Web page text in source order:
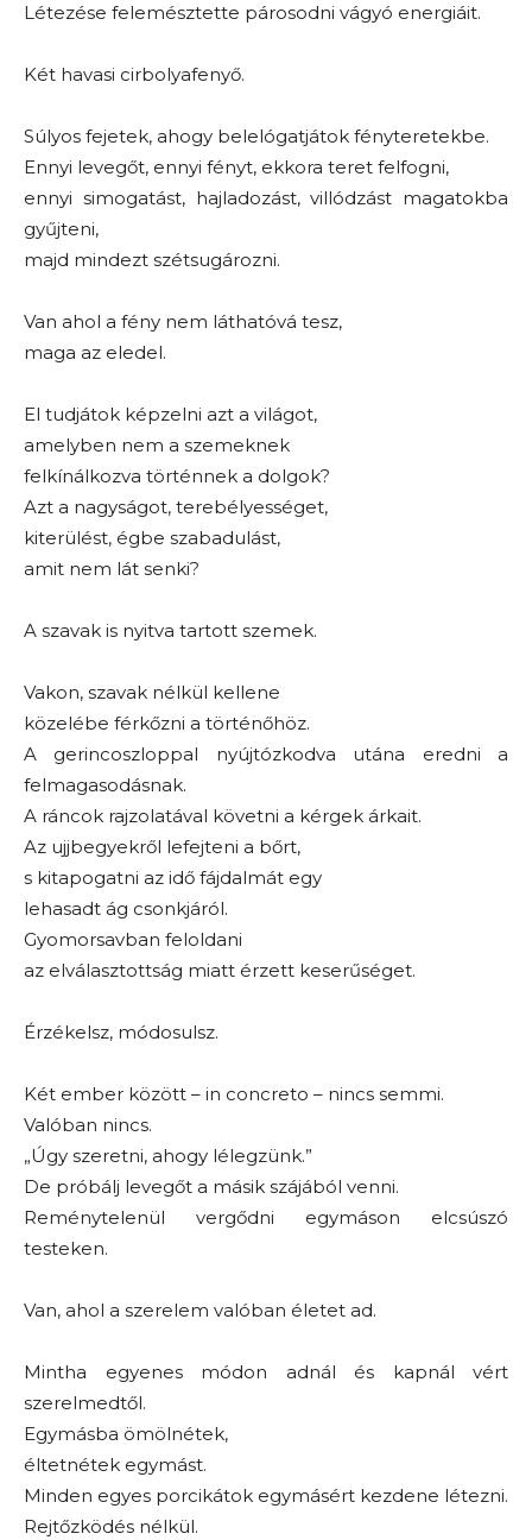
Létezése felemésztette párosodni vágyó energiáit.
Két havasi cirbolyafenyő.
Súlyos fejetek, ahogy belelógatjátok fényteretekbe.
Ennyi levegőt, ennyi fényt, ekkora teret felfogni,
ennyi simogatást, hajladozást, villódzást magatokba
gyűjteni,
majd mindezt szétsugározni.
Van ahol a fény nem láthatóvá tesz,
maga az eledel.
El tudjátok képzelni azt a világot,
amelyben nem a szemeknek
felkínálkozva történnek a dolgok?
Azt a nagyságot, terebélyességet,
kiterülést, égbe szabadulást,
amit nem lát senki?
A szavak is nyitva tartott szemek.
Vakon, szavak nélkül kellene
közelébe férkőzni a történőhöz.
A gerincoszloppal nyújtózkodva utána eredni a
felmagasodásnak.
A ráncok rajzolatával követni a kérgek árkait.
Az ujjbegyekről lefejteni a bőrt,
s kitapogatni az idő fájdalmát egy
lehasadt ág csonkjáról.
Gyomorsavban feloldani
az elválasztottság miatt érzett keserűséget.
Érzékelsz, módosulsz.
Két ember között – in concreto – nincs semmi.
Valóban nincs.
„Úgy szeretni, ahogy lélegzünk.”
De próbálj levegőt a másik szájából venni.
Reménytelenül vergődni egymáson elcsúszó
testeken.
Van, ahol a szerelem valóban életet ad.
Mintha egyenes módon adnál és kapnál vért
szerelmedtől.
Egymásba ömölnétek,
éltetnétek egymást.
Minden egyes porcikátok egymásért kezdene létezni.
Rejtőzködés nélkül.